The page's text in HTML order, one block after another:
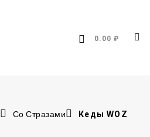
0.00 ₽
Со Стразами
Кеды WOZ